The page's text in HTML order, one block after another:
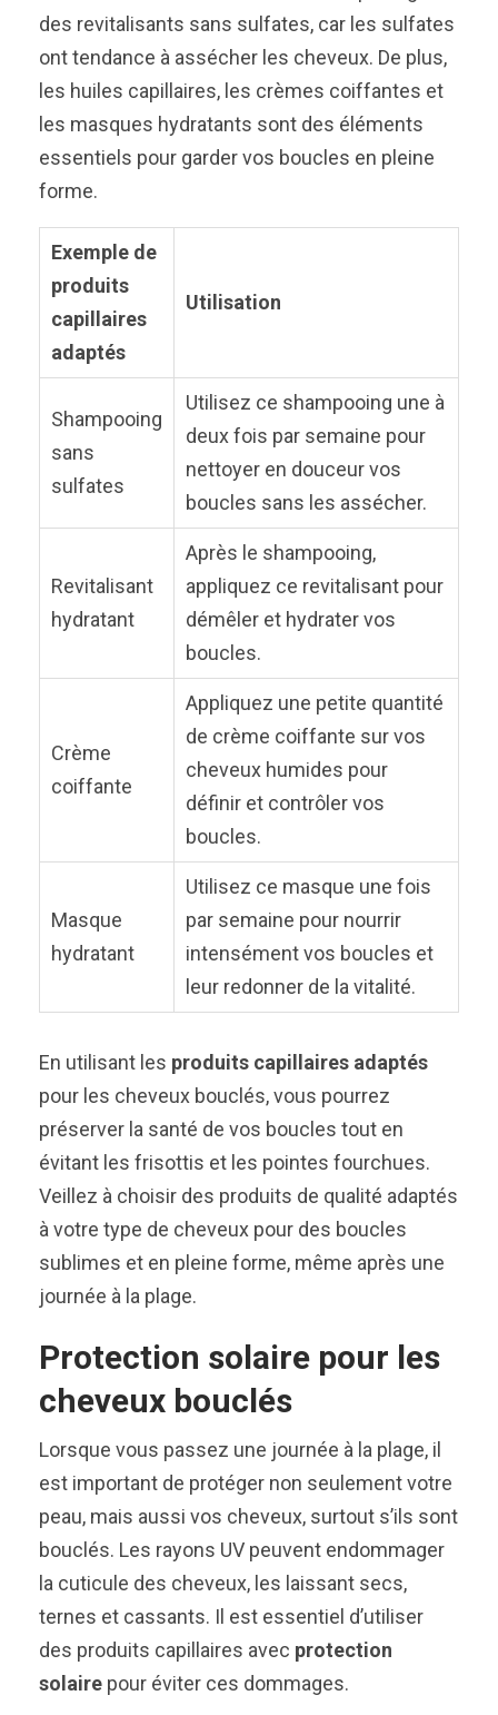
des revitalisants sans sulfates, car les sulfates
ont tendance à assécher les cheveux. De plus,
les huiles capillaires, les crèmes coiffantes et
les masques hydratants sont des éléments
essentiels pour garder vos boucles en pleine
forme.
Exemple de
produits
capillaires
adaptés
Utilisation
Shampooing
sans
sulfates
Utilisez ce shampooing une à
deux fois par semaine pour
nettoyer en douceur vos
boucles sans les assécher.
Revitalisant
hydratant
Après le shampooing,
appliquez ce revitalisant pour
démêler et hydrater vos
boucles.
Crème
coiffante
Appliquez une petite quantité
de crème coiffante sur vos
cheveux humides pour
définir et contrôler vos
boucles.
Masque
hydratant
Utilisez ce masque une fois
par semaine pour nourrir
intensément vos boucles et
leur redonner de la vitalité.
En utilisant les produits capillaires adaptés
pour les cheveux bouclés, vous pourrez
préserver la santé de vos boucles tout en
évitant les frisottis et les pointes fourchues.
Veillez à choisir des produits de qualité adaptés
à votre type de cheveux pour des boucles
sublimes et en pleine forme, même après une
journée à la plage.
Protection solaire pour les
cheveux bouclés
Lorsque vous passez une journée à la plage, il
est important de protéger non seulement votre
peau, mais aussi vos cheveux, surtout s’ils sont
bouclés. Les rayons UV peuvent endommager
la cuticule des cheveux, les laissant secs,
ternes et cassants. Il est essentiel d’utiliser
des produits capillaires avec protection
solaire pour éviter ces dommages.